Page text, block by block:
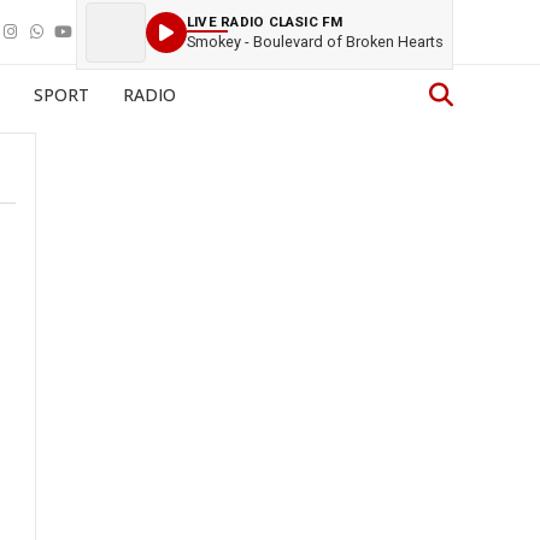
LIVE RADIO CLASIC FM
Smokey - Boulevard of Broken Hearts
SPORT RADIO